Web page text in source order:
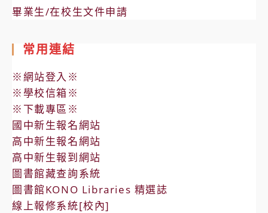
畢業生/在校生文件申請
常用連結
※網站登入※
※學校信箱※
※下載專區※
國中新生報名網站
高中新生報名網站
高中新生報到網站
圖書館藏查詢系統
圖書館KONO Libraries 精選誌
線上報修系統[校內]